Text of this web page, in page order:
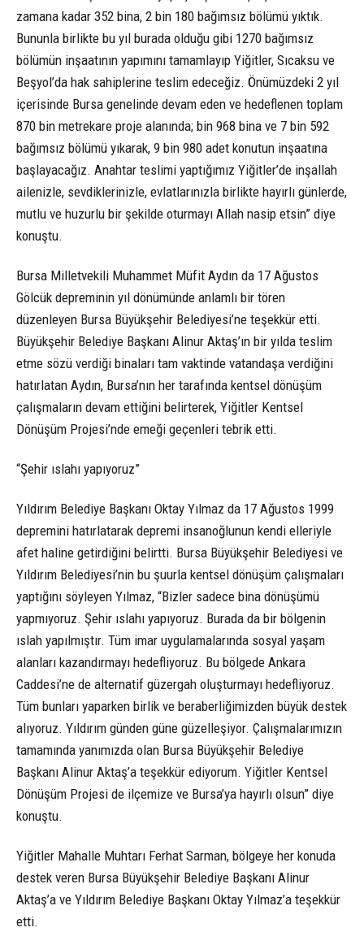
zamana kadar 352 bina, 2 bin 180 bağımsız bölümü yıktık.
Bununla birlikte bu yıl burada olduğu gibi 1270 bağımsız
bölümün inşaatının yapımını tamamlayıp Yiğitler, Sıcaksu ve
Beşyol’da hak sahiplerine teslim edeceğiz. Önümüzdeki 2 yıl
içerisinde Bursa genelinde devam eden ve hedeflenen toplam
870 bin metrekare proje alanında; bin 968 bina ve 7 bin 592
bağımsız bölümü yıkarak, 9 bin 980 adet konutun inşaatına
başlayacağız. Anahtar teslimi yaptığımız Yiğitler’de inşallah
ailenizle, sevdiklerinizle, evlatlarınızla birlikte hayırlı günlerde,
mutlu ve huzurlu bir şekilde oturmayı Allah nasip etsin” diye
konuştu.
Bursa Milletvekili Muhammet Müfit Aydın da 17 Ağustos
Gölcük depreminin yıl dönümünde anlamlı bir tören
düzenleyen Bursa Büyükşehir Belediyesi’ne teşekkür etti.
Büyükşehir Belediye Başkanı Alinur Aktaş’ın bir yılda teslim
etme sözü verdiği binaları tam vaktinde vatandaşa verdiğini
hatırlatan Aydın, Bursa’nın her tarafında kentsel dönüşüm
çalışmaların devam ettiğini belirterek, Yiğitler Kentsel
Dönüşüm Projesi’nde emeği geçenleri tebrik etti.
“Şehir ıslahı yapıyoruz”
Yıldırım Belediye Başkanı Oktay Yılmaz da 17 Ağustos 1999
depremini hatırlatarak depremi insanoğlunun kendi elleriyle
afet haline getirdiğini belirtti. Bursa Büyükşehir Belediyesi ve
Yıldırım Belediyesi’nin bu şuurla kentsel dönüşüm çalışmaları
yaptığını söyleyen Yılmaz, “Bizler sadece bina dönüşümü
yapmıyoruz. Şehir ıslahı yapıyoruz. Burada da bir bölgenin
ıslah yapılmıştır. Tüm imar uygulamalarında sosyal yaşam
alanları kazandırmayı hedefliyoruz. Bu bölgede Ankara
Caddesi’ne de alternatif güzergah oluşturmayı hedefliyoruz.
Tüm bunları yaparken birlik ve beraberliğimizden büyük destek
alıyoruz. Yıldırım günden güne güzelleşiyor. Çalışmalarımızın
tamamında yanımızda olan Bursa Büyükşehir Belediye
Başkanı Alinur Aktaş’a teşekkür ediyorum. Yiğitler Kentsel
Dönüşüm Projesi de ilçemize ve Bursa’ya hayırlı olsun” diye
konuştu.
Yiğitler Mahalle Muhtarı Ferhat Sarman, bölgeye her konuda
destek veren Bursa Büyükşehir Belediye Başkanı Alinur
Aktaş’a ve Yıldırım Belediye Başkanı Oktay Yılmaz’a teşekkür
etti.